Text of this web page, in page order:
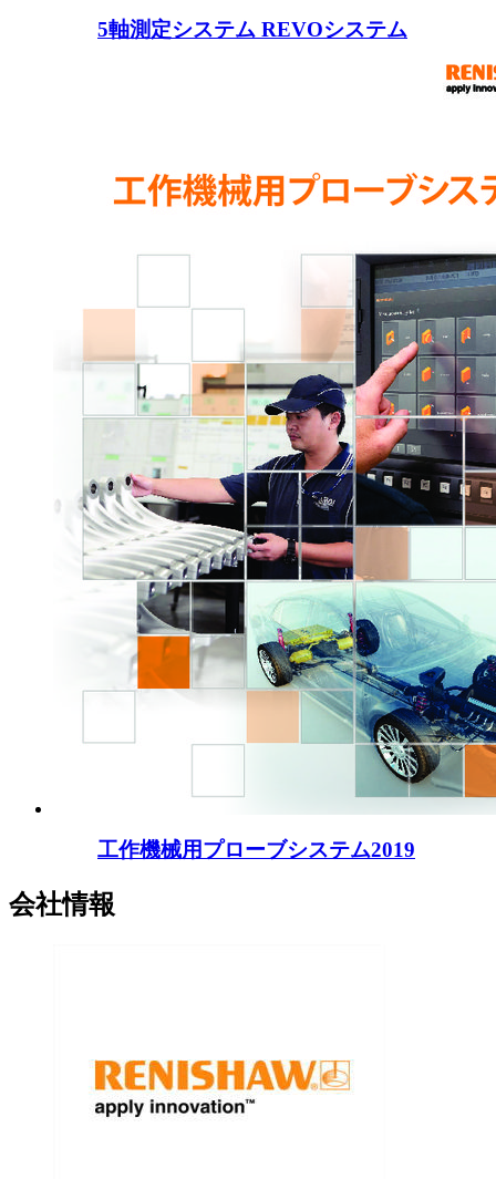
5軸測定システム REVOシステム
工作機械用プローブシステム2019
会社情報